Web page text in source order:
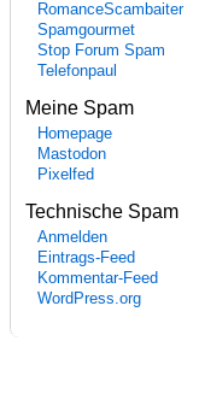
RomanceScambaiter
Spamgourmet
Stop Forum Spam
Telefonpaul
Meine Spam
Homepage
Mastodon
Pixelfed
Technische Spam
Anmelden
Eintrags-Feed
Kommentar-Feed
WordPress.org